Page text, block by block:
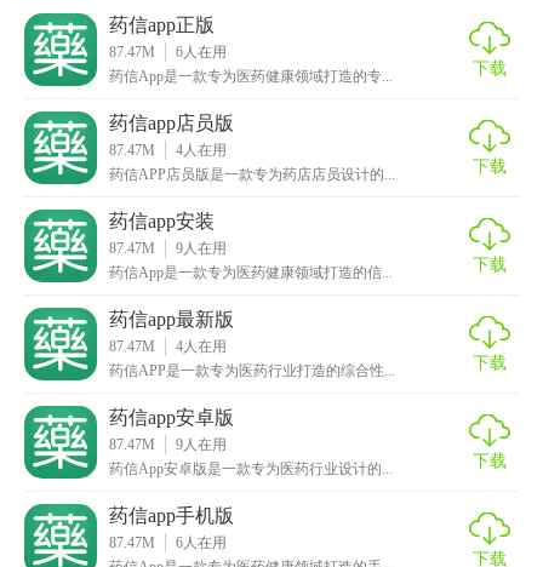
3. 个性化订阅：根据兴趣或工作需求，定制感兴趣的资讯类
别，获取个性化推送。
【药信app免费亮点】
1. 全面药品数据库：涵盖广泛，信息更新及时，确保用户获
取到的数据准确无误。
2. 智能推荐系统：根据用户查询习惯，智能推荐相关药品及
资讯，提升使用体验。
3. 安全隐私保护：严格保护用户数据安全，确保个人及企业
信息安全无忧。
4. 多平台同步：支持手机、平板及电脑端同步登录，实现数
据无缝衔接。
1. 信息查询：输入药品名称或特征码，快速获取详细药品信
药信app正版
87.47M 6人在用
药信App是一款专为医药健康领域打造的专...
下载
药信app店员版
87.47M 4人在用
药信APP店员版是一款专为药店店员设计的...
下载
药信app安装
87.47M 9人在用
药信App是一款专为医药健康领域打造的信...
下载
药信app最新版
87.47M 4人在用
药信APP是一款专为医药行业打造的综合性...
下载
药信app安卓版
87.47M 9人在用
药信App安卓版是一款专为医药行业设计的...
下载
药信app手机版
87.47M 6人在用
下载